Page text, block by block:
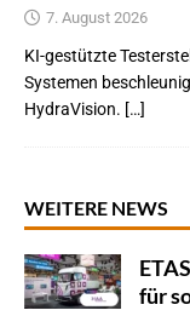
7. August 2026
KI-gestützte
Systemen
HydraVision. […]
WEITERE NEWS
für